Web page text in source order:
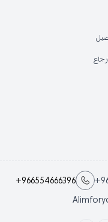
+966554666396